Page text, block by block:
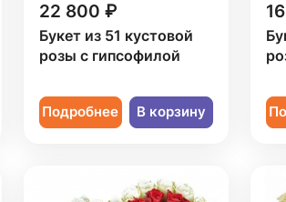
22 800 ₽
Букет из 51 кустовой
розы с гипсофилой
Подробнее В корзину